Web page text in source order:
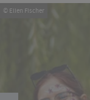
© Ellen Fischer